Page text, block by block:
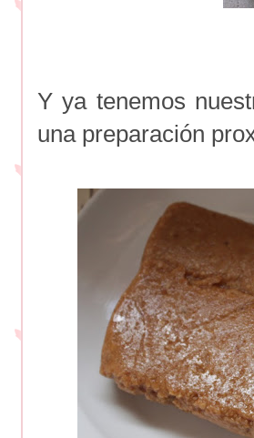
Y ya tenemos
una preparación